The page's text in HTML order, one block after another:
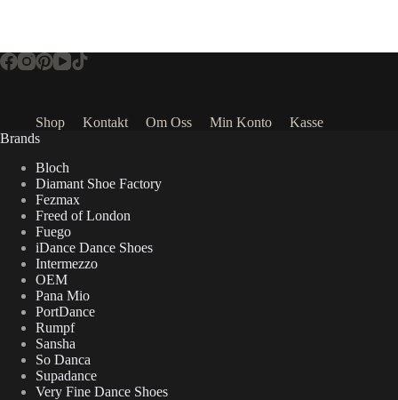
Shop Kontakt Om Oss Min Konto
Kasse
Brands
Bloch
Diamant Shoe Factory
Fezmax
Freed of London
Fuego
iDance Dance Shoes
Intermezzo
OEM
Pana Mio
PortDance
Rumpf
Sansha
So Danca
Supadance
Very Fine Dance Shoes